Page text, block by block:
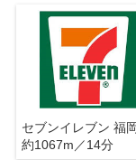
約1067m／14分